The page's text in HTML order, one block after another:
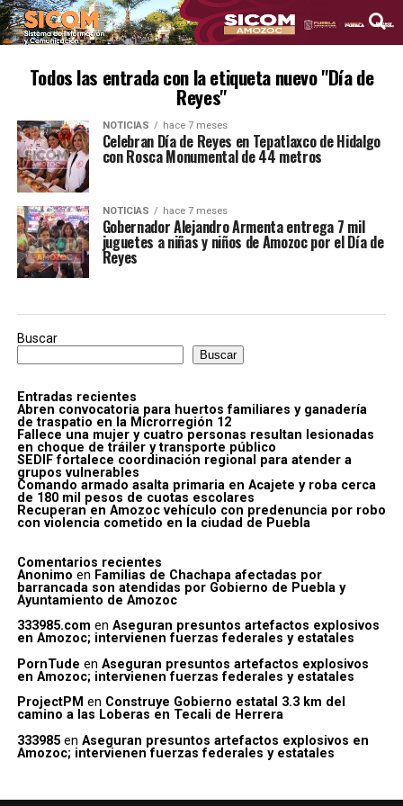
Todos las entrada con la etiqueta nuevo "Día de
Reyes"
NOTICIAS hace 7 meses
Celebran Día de Reyes en Tepatlaxco de Hidalgo
con Rosca Monumental de 44 metros
NOTICIAS hace 7 meses
Gobernador Alejandro Armenta entrega 7 mil
juguetes a niñas y niños de Amozoc por el Día de
Reyes
Buscar
Buscar
Entradas recientes
Abren convocatoria para huertos familiares y ganadería
de traspatio en la Microrregión 12
Fallece una mujer y cuatro personas resultan lesionadas
en choque de tráiler y transporte público
SEDIF fortalece coordinación regional para atender a
grupos vulnerables
Comando armado asalta primaria en Acajete y roba cerca
de 180 mil pesos de cuotas escolares
Recuperan en Amozoc vehículo con predenuncia por robo
con violencia cometido en la ciudad de Puebla
Comentarios recientes
Anonimo en Familias de Chachapa afectadas por
barrancada son atendidas por Gobierno de Puebla y
Ayuntamiento de Amozoc
333985.com en Aseguran presuntos artefactos explosivos
en Amozoc; intervienen fuerzas federales y estatales
PornTude en Aseguran presuntos artefactos explosivos
en Amozoc; intervienen fuerzas federales y estatales
ProjectPM en Construye Gobierno estatal 3.3 km del
camino a las Loberas en Tecali de Herrera
333985en Aseguran presuntos artefactos explosivos en
Amozoc; intervienen fuerzas federales y estatales